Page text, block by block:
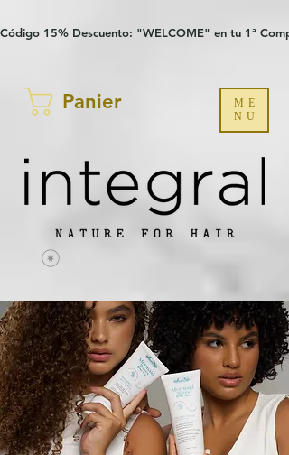
Código 15% Descuento: "WELCOME" en tu 1ª
Panier
ME
NU